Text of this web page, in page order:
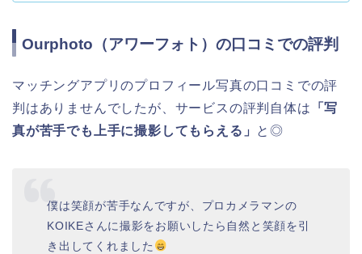
Ourphoto（アワーフォト）の口コミでの評判
マッチングアプリのプロフィール写真の口コミでの評
判はありませんでしたが、サービスの評判自体は 「写
真が苦手でも上手に撮影してもらえる」 と◎
僕は笑顔が苦手なんですが、プロカメラマンの
KOIKEさんに撮影をお願いしたら自然と笑顔を引
き出してくれました